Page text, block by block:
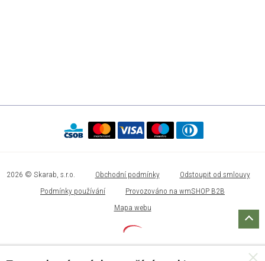
2026 © Skarab, s.r.o. Obchodní podmínky
Odstoupit od smlouvy
Podmínky používání
Provozováno na wmSHOP B2B
Mapa webu